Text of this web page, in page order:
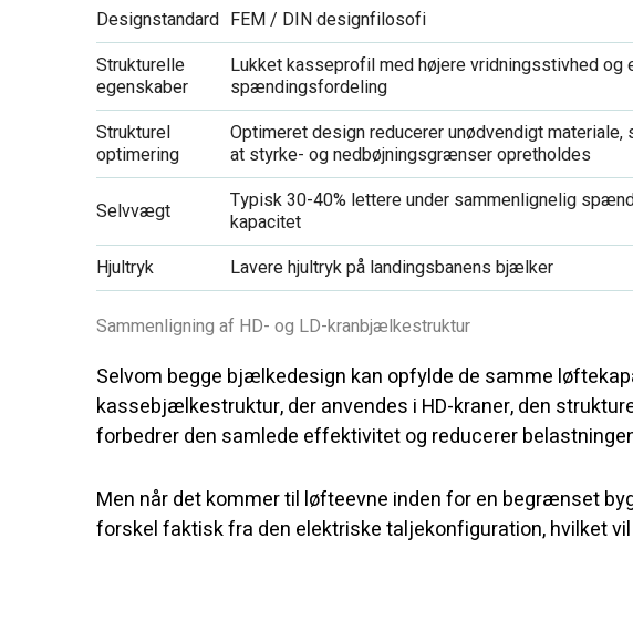
Designstandard FEM / DIN designfilosofi
Strukturelle
egenskaber
Lukket kasseprofil med højere vridningsstivhed og
spændingsfordeling
Strukturel
optimering
Optimeret design reducerer unødvendigt materiale,
at styrke- og nedbøjningsgrænser opretholdes
Selvvægt
Typisk 30-40% lettere under sammenlignelig
kapacitet
Hjultryk Lavere hjultryk på landingsbanens bjælker
Sammenligning af HD- og LD-kranbjælkestruktur
Selvom begge bjælkedesign kan opfylde de samme
kassebjælkestruktur, der anvendes i HD-kraner, den
forbedrer den samlede effektivitet og reducerer
Men når det kommer til løfteevne inden for en begrænset
forskel faktisk fra den elektriske taljekonfiguration, hvilket